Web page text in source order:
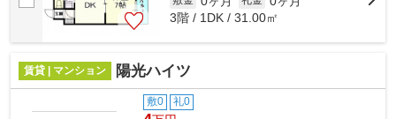
3階 / 1DK / 31.00㎡
賃貸 | マンション 陽光ハイツ
敷0 礼0